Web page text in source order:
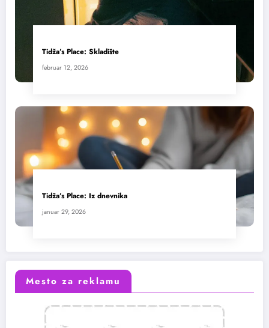
Tidža’s Place: Skladište
februar 12, 2026
Tidža’s Place: Iz dnevnika
januar 29, 2026
Mesto za reklamu